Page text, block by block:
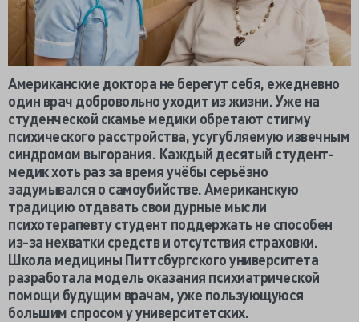
Американские доктора не берегут себя, ежедневно
один врач добровольно уходит из жизни. Уже на
студенческой скамье медики обретают стигму
психического расстройства, усугубляемую извечным
синдромом выгорания. Каждый десятый студент-
медик хоть раз за время учёбы серьёзно
задумывался о самоубийстве. Американскую
традицию отдавать свои дурные мысли
психотерапевту студент поддержать не способен
из-за нехватки средств и отсутствия страховки.
Школа медицины Питтсбургского университета
разработала модель оказания психиатрической
помощи будущим врачам, уже пользующуюся
большим спросом у университетских.